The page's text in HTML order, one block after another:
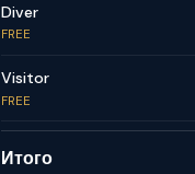
Diver
FREE
Visitor
FREE
Итого